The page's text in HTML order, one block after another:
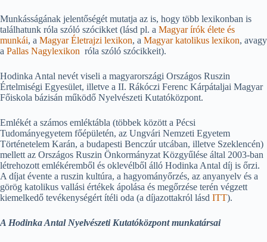
Munkásságának jelentőségét mutatja az is, hogy több lexikonban is
találhatunk róla szóló szócikket (lásd pl. a Magyar írók élete és
munkái, a Magyar Életrajzi lexikon, a Magyar katolikus lexikon, avagy
a Pallas Nagylexikon róla szóló szócikkeit).
Hodinka Antal nevét viseli a magyarországi Országos Ruszin
Értelmiségi Egyesület, illetve a II. Rákóczi Ferenc Kárpátaljai Magyar
Főiskola bázisán működő Nyelvészeti Kutatóközpont.
Emlékét a számos emléktábla (többek között a Pécsi
Tudományegyetem főépületén, az Ungvári Nemzeti Egyetem
Történetelem Karán, a budapesti Benczúr utcában, illetve Szeklencén)
mellett az Országos Ruszin Önkormányzat Közgyűlése által 2003-ban
létrehozott emlékéremből és oklevélből álló Hodinka Antal díj is őrzi.
A díjat évente a ruszin kultúra, a hagyományőrzés, az anyanyelv és a
görög katolikus vallási értékek ápolása és megőrzése terén végzett
kiemelkedő tevékenységért ítéli oda (a díjazottakról lásd ITT).
A Hodinka Antal Nyelvészeti Kutatóközpont munkatársai